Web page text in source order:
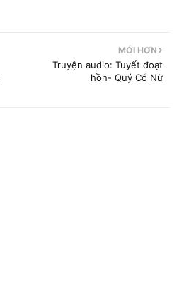
MỚI HƠN
Truyện audio: Tuyết đoạt
hồn- Quỷ Cổ Nữ